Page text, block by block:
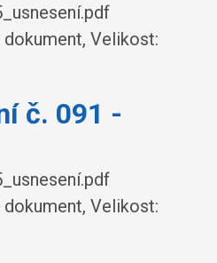
dokument, Velikost:
č. 091 -
dokument, Velikost: